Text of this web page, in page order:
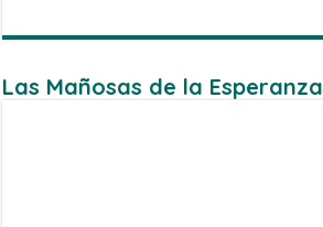
Las Mañosas de la Esperanza